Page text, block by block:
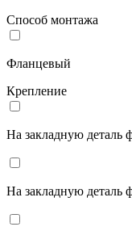
Способ монтажа
Фланцевый
Крепление
На закладную деталь
На закладную деталь